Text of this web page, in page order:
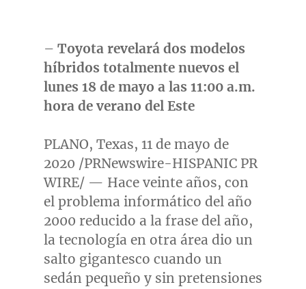
– Toyota revelará dos modelos
híbridos totalmente nuevos el
lunes 18 de mayo a las 11:00 a.m.
hora de verano del Este
PLANO, Texas, 11 de mayo de
2020 /PRNewswire-HISPANIC PR
WIRE/ — Hace veinte años, con
el problema informático del año
2000 reducido a la frase del año,
la tecnología en otra área dio un
salto gigantesco cuando un
sedán pequeño y sin pretensiones